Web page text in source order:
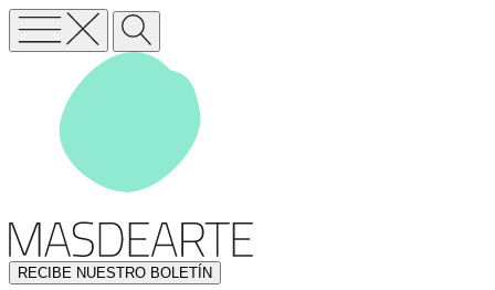
RECIBE NUESTRO BOLETÍN